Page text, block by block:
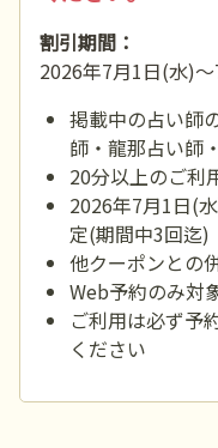
割引期間：
2026年7月1日(水)
掲載中の占い師
師・龍那占い師
20分以上のご利
2026年7月1日(
定(期間中3回迄)
他クーポンとの
Web予約のみ対
ご利用は必ず予
ください